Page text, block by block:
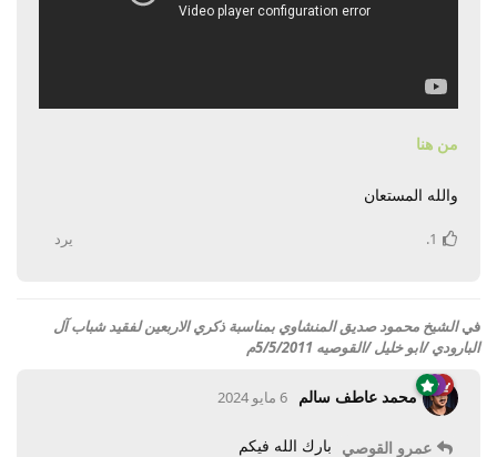
من هنا
والله المستعان
يرد 1
.
فيالشيخ محمود صديق المنشاوي بمناسبة ذكري الاربعين لفقيد شباب آل
البارودي /ابو خليل /القوصيه 5/5/2011م
محمد عاطف سالم 6 مايو 2024
عمرو القوصي بارك الله فيكم